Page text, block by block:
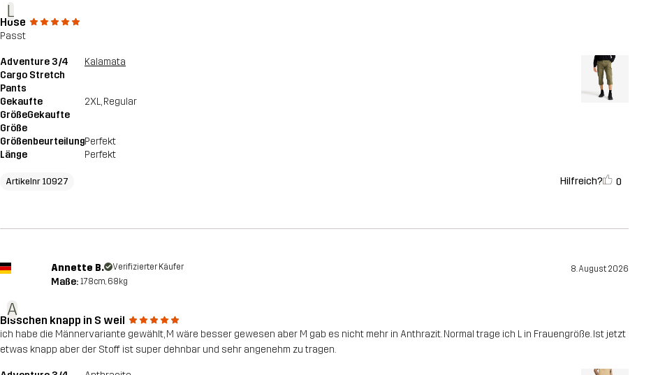
L
Hose
Passt
Adventure 3/4
Cargo Stretch
Pants
Kalamata
Gekaufte
GrößeGekaufte
Größe
2XL, Regular
GrößenbeurteilungPerfekt
Länge
Perfekt
Artikelnr 10927 Hilfreich? 0
A
Annette B. Verifizierter Käufer 8. August 2026
Maße: 178cm, 68kg
Bisschen knapp in S weil
ich habe die Männervariante gewählt, M wäre besser gewesen aber M gab es nicht mehr in Anthrazit. Normal trage ich L in Frauengröße. Ist jetzt
etwas knapp aber der Stoff ist super dehnbar und sehr angenehm zu tragen.